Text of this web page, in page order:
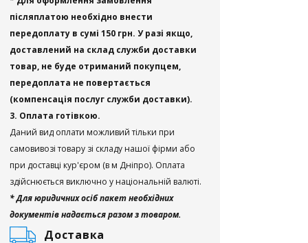
післяплатою необхідно внести
передоплату в сумі 150 грн. У разі якщо,
доставлений на склад служби доставки
товар, не буде отриманий покупцем,
передоплата не повертається
(компенсація послуг служби доставки).
3. Оплата готівкою.
Даний вид оплати можливий тільки при
самовивозі товару зі складу нашої фірми або
при доставці кур'єром (в м Дніпро). Оплата
здійснюється виключно у національній валюті.
* Для юридичних осіб пакет необхідних
документів надається разом з товаром.
Доставка